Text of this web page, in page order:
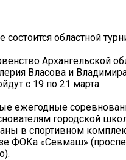
состоится областной
Архангельской
Власова и
с 19 по 21 марта.
ежегодные
городской
в спортивном
ФОКа «Севмаш»